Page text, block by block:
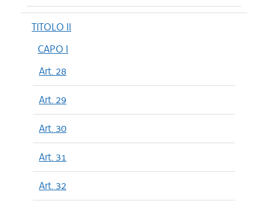
TITOLO II
CAPO I
Art. 28
Art. 29
Art. 30
Art. 31
Art. 32